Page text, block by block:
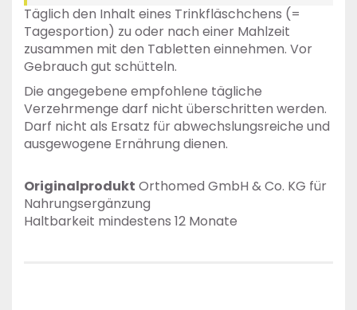
Täglich den Inhalt eines Trinkfläschchens (=
Tagesportion) zu oder nach einer Mahlzeit
zusammen mit den Tabletten einnehmen. Vor
Gebrauch gut schütteln.
Die angegebene empfohlene tägliche
Verzehrmenge darf nicht überschritten werden.
Darf nicht als Ersatz für abwechslungsreiche und
ausgewogene Ernährung dienen.
Originalprodukt Orthomed GmbH & Co. KG für
Nahrungsergänzung
Haltbarkeit mindestens 12 Monate